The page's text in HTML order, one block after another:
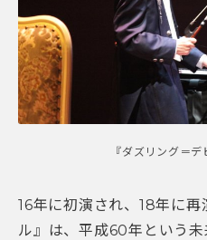
『ダズリング＝
16年に初演され、18年に
ル』は、平成60年という